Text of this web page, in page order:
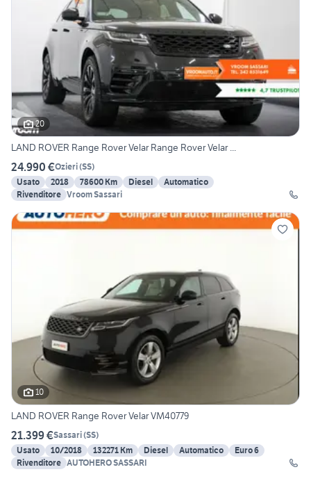
20
LAND ROVER Range Rover Velar Range Rover Velar ...
24.990 €Ozieri(SS)
Usato
2018 78600 Km Diesel
Automatico
Rivenditore Vroom Sassari
10
LAND ROVER Range Rover Velar VM40779
21.399 €Sassari(SS)
Usato
10/2018 132271 Km Diesel Automatico
Euro 6
Rivenditore AUTOHERO SASSARI